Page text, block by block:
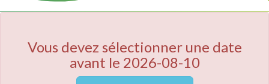
Vous devez sélectionner une date
avant le 2026-08-10